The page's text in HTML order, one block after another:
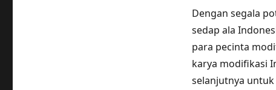
Dengan segala
sedap ala
para pecinta
karya modifikasi
selanjutnya